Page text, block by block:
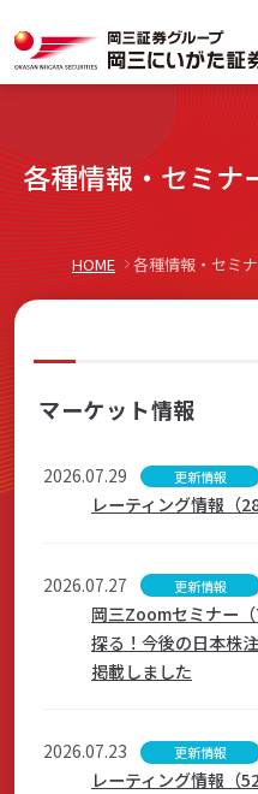
ー
ワ
ー
ド
らくらくネット情
岡三にいがたと始める
商品・サービス
各種情報・セミナー
店舗のご案内
キ
ー
ド
で
探
各種情報・セミナ
HOME 各種情報・セミ
マーケット情報
2026.07.29 更新情報
レーティング情報（
2026.07.27 更新情報
岡三Zoomセミナー
探る！今後の日本株
掲載しました
2026.07.23 更新情報
レーティング情報（